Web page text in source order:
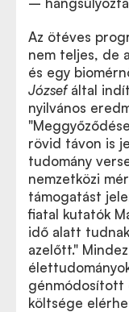
Az ötéves
nem teljes, de
és egy
Józsefáltal
nyilvános
rövid távon is
tudomány
nemzetközi
támogatást
fiatal kutatók
idő alatt
azelőtt."
génmódosított
költsége